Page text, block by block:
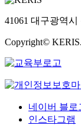
41061 대구광역
Copyright©
네이버 블로
인스타그램